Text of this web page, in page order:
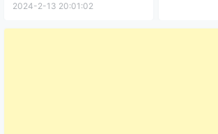
2024-2-13 20:01:02